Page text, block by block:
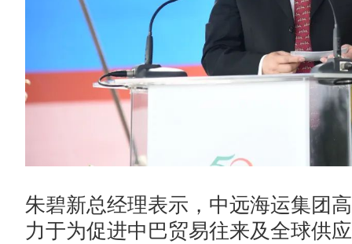
朱碧新总经理表示，中远海运集团
力于为促进中巴贸易往来及全球供